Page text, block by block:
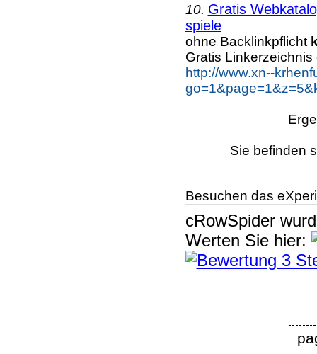
10. Gratis
spiele
ohne Backlinkpflicht
Gratis Linkerzeichnis
http://www.xn--
Sie befinden
Besuchen das
cRowSpider
Werten Sie hier: